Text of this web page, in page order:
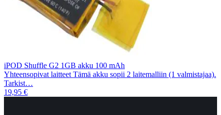
iPOD Shuffle G2 1GB akku 100 mAh
Yhteensopivat laitteet Tämä akku sopii 2 laitemalliin (1 valmistajaa).
Tarkist…
19,95 €